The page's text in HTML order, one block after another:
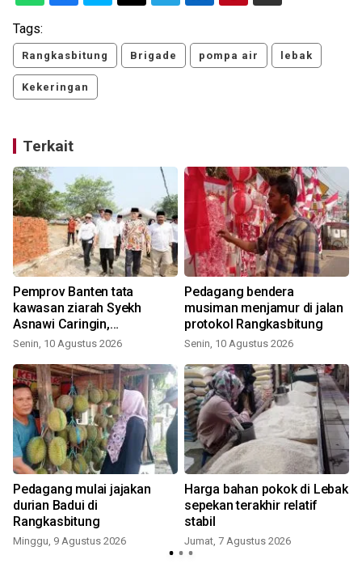
Tags:
Rangkasbitung Brigade pompa air lebak
Kekeringan
Terkait
Pemprov Banten tata
kawasan ziarah Syekh
Asnawi Caringin,
terintegrasi UMKM
Senin, 10 Agustus 2026
Pedagang bendera
musiman menjamur di jalan
protokol Rangkasbitung
Senin, 10 Agustus 2026
Pedagang mulai jajakan
durian Badui di
Rangkasbitung
Minggu, 9 Agustus 2026
Harga bahan pokok di Lebak
sepekan terakhir relatif
stabil
Jumat, 7 Agustus 2026